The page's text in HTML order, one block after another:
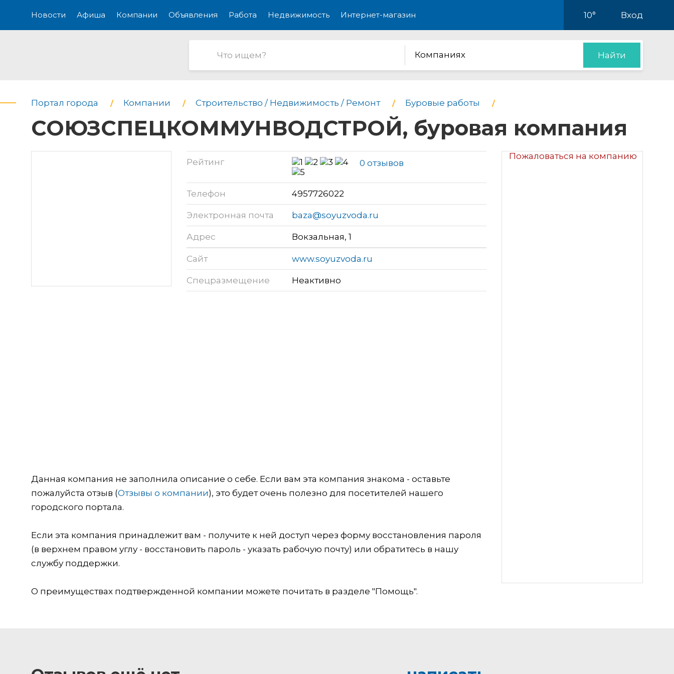
Новости Афиша Компании Объявления Работа Недвижимость Интернет-магазин 10° Вход
Компаниях Найти
Портал города Компании Строительство / Недвижимость / Ремонт Буровые работы
СОЮЗСПЕЦКОММУНВОДСТРОЙ, буровая компания
Пожаловаться на компанию
Рейтинг 0 отзывов
Телефон 4957726022
Электронная почта baza@soyuzvoda.ru
Адрес Вокзальная, 1
Сайт www.soyuzvoda.ru
Спецразмещение Неактивно
Данная компания не заполнила описание о себе. Если вам эта компания знакома - оставьте
пожалуйста отзыв (Отзывы о компании), это будет очень полезно для посетителей нашего
городского портала.
Если эта компания принадлежит вам - получите к ней доступ через форму восстановления пароля
(в верхнем правом углу - восстановить пароль - указать рабочую почту) или обратитесь в нашу
службу поддержки.
О преимуществах подтвержденной компании можете почитать в разделе "Помощь".